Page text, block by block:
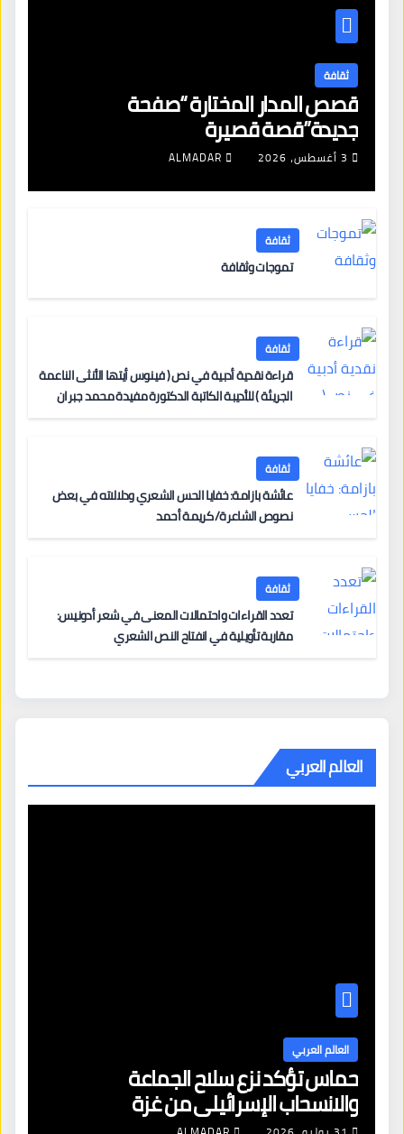
ثقافة
قصص المدار المختارة “صفحة
جديدة”قصة قصيرة
3 أغسطس، 2026 ALMADAR
ثقافة
تموجات وثقافة
ثقافة
قراءة نقدية أدبية في نص ( فينوس أيتها الأنثى الناعمة
الجريئة ) للأديبة الكاتبة الدكتورة مفيدة محمد جبران
ثقافة
عائشة بازامة: خفايا الحس الشعري ودلالاته في بعض
نصوص الشاعرة/ كريمة أحمد
ثقافة
تعدد القراءات واحتمالات المعنى في شعر أدونيس:
مقاربة تأويلية في انفتاح النص الشعري
العالم العربي
العالم العربي
حماس تؤكد نزع سلاح الجماعة
والانسحاب الإسرائيلي من غزة